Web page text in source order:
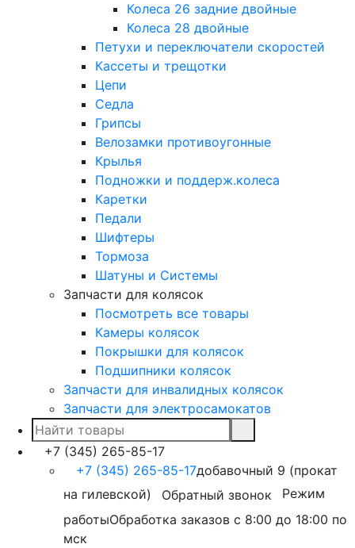
Колеса 26 задние двойные
Колеса 28 двойные
Петухи и переключатели скоростей
Кассеты и трещотки
Цепи
Седла
Грипсы
Велозамки противоугонные
Крылья
Подножки и поддерж.колеса
Каретки
Педали
Шифтеры
Тормоза
Шатуны и Системы
Запчасти для колясок
Посмотреть все товары
Камеры колясок
Покрышки для колясок
Подшипники колясок
Запчасти для инвалидных колясок
Запчасти для электросамокатов
+7 (345) 265-85-17
+7 (345) 265-85-17добавочный 9 (прокат
на гилевской)
Обратный звонок
Режим
работыОбработка заказов с 8:00 до 18:00 по
мск